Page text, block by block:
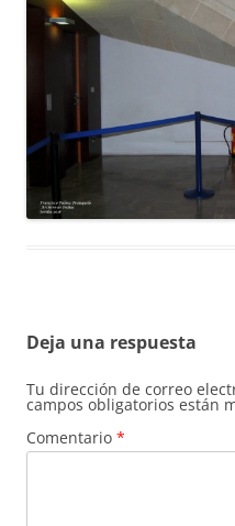
Deja una respuesta
Tu dirección de correo
campos obligatorios están
Comentario *